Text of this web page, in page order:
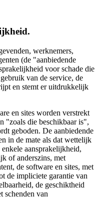
werknemers,
(de "aanbiedende
voor schade die
van de service, de
en stemt er uitdrukkelijk
en sites worden verstrekt
"zoals die beschikbaar is",
geboden. De aanbiedende
in de mate als dat wettelijk
aansprakelijkheid,
of anderszins, met
de software en sites, met
de impliciete garantie van
de geschiktheid
schenden van